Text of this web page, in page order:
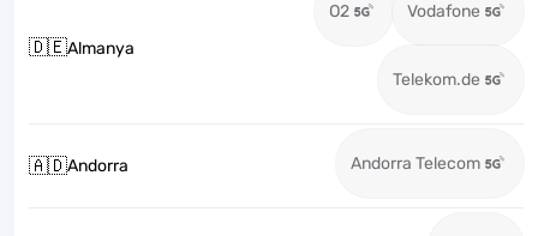
🇩🇪Almanya
O2 Vodafone
Telekom.de
🇦🇩Andorra Andorra Telecom